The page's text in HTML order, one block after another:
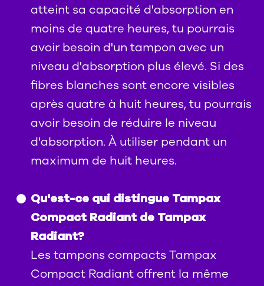
atteint sa capacité d'absorption en
moins de quatre heures, tu pourrais
avoir besoin d'un tampon avec un
niveau d'absorption plus élevé. Si des
fibres blanches sont encore visibles
après quatre à huit heures, tu pourrais
avoir besoin de réduire le niveau
d'absorption. À utiliser pendant un
maximum de huit heures.
Qu'est-ce qui distingue Tampax
Compact Radiant de Tampax
Radiant?
Les tampons compacts Tampax
Compact Radiant offrent la même